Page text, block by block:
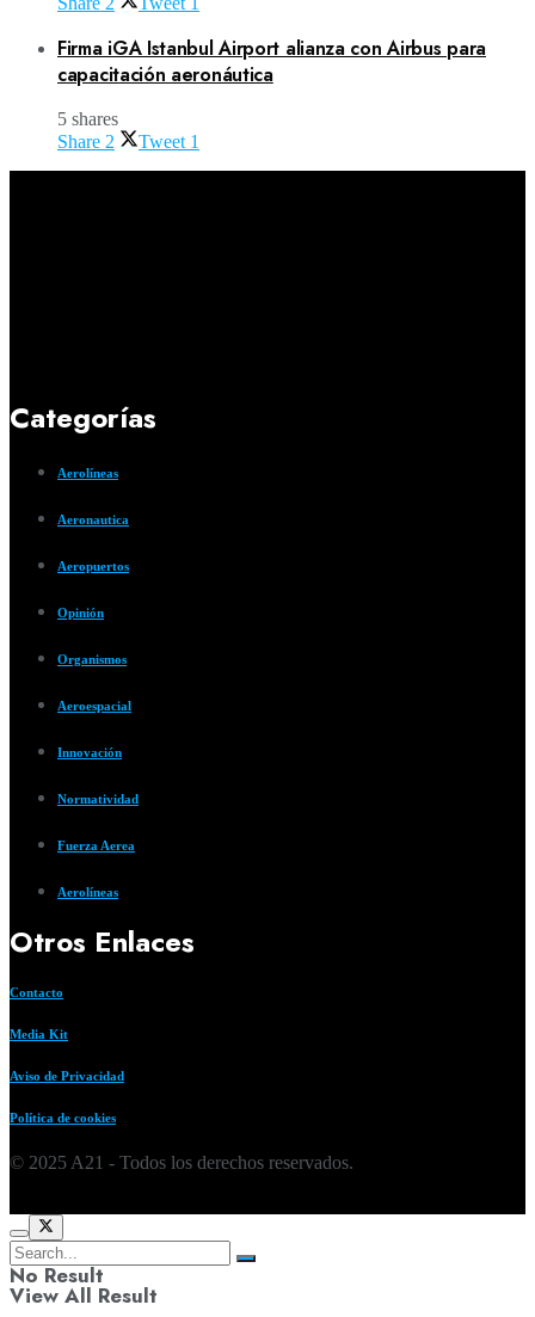
Firma iGA Istanbul Airport alianza con Airbus para
capacitación aeronáutica
5 shares
Share 2 Tweet 1
Categorías
Aerolíneas
Aeronautica
Aeropuertos
Opinión
Organismos
Aeroespacial
Innovación
Normatividad
Fuerza Aerea
Aerolíneas
Otros Enlaces
Contacto
Media Kit
Aviso de Privacidad
Política de cookies
© 2025 A21 - Todos los derechos reservados.
No Result
View All Result